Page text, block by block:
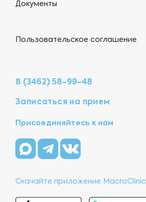
Документы
Пользовательское соглашение
8 (3462) 58-99-48
Записаться на прием
Присоединяйтесь к нам
Скачайте приложение MacroClinic